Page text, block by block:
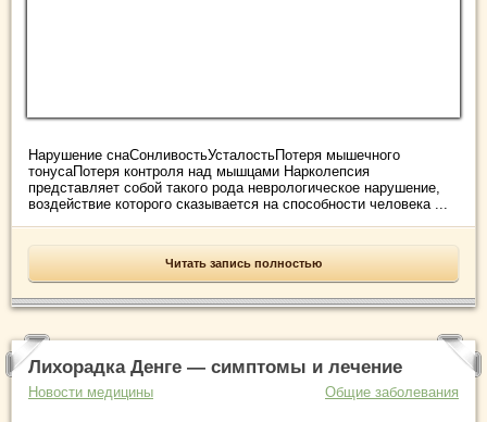
Нарушение снаСонливостьУсталостьПотеря мышечного
тонусаПотеря контроля над мышцами Нарколепсия
представляет собой такого рода неврологическое нарушение,
воздействие которого сказывается на способности человека ...
Читать запись полностью
Лихорадка Денге — симптомы и лечение
Новости медицины Общие заболевания